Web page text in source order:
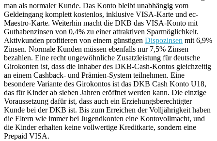
man als normaler Kunde. Das Konto bleibt unabhängig vom
Geldeingang komplett kostenlos, inklusive VISA-Karte und ec-
Maestro-Karte. Weiterhin macht die DKB das VISA-Konto mit
Guthabenzinsen von 0,4% zu einer attraktiven Sparmöglichkeit.
Aktivkunden profitieren von einem günstigen Dispozinsen mit 6,9%
Zinsen. Normale Kunden müssen ebenfalls nur 7,5% Zinsen
bezahlen. Eine recht ungewöhnliche Zusatzleistung für deutsche
Girokonten ist, dass die Inhaber des DKB-Cash-Kontos gleichzeitig
an einem Cashback- und Prämien-System teilnehmen. Eine
besondere Variante des Girokontos ist das DKB Cash Konto U18,
das für Kinder ab sieben Jahren eröffnet werden kann. Die einzige
Voraussetzung dafür ist, dass auch ein Erziehungsberechtigter
Kunde bei der DKB ist. Bis zum Erreichen der Volljährigkeit haben
die Eltern wie immer bei Jugendkonten eine Kontovollmacht, und
die Kinder erhalten keine vollwertige Kreditkarte, sondern eine
Prepaid VISA.